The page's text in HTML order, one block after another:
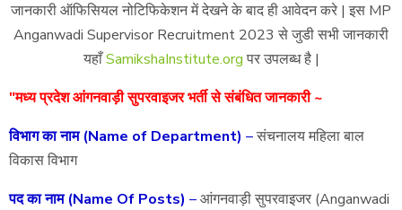
जानकारी ऑफिसियल नोटिफिकेशन में देखने के बाद ही आवेदन करे | इस MP
Anganwadi Supervisor Recruitment 2023 से जुडी सभी जानकारी
यहाँSamikshaInstitute.org पर उपलब्ध है |
"मध्य प्रदेश आंगनवाड़ी सुपरवाइजर भर्ती से संबंधित जानकारी ~
विभाग का नाम (Name of Department) –संचनालय महिला बाल
विकास विभाग
पद का नाम (Name Of Posts) –आंगनवाड़ी सुपरवाइजर (Anganwadi